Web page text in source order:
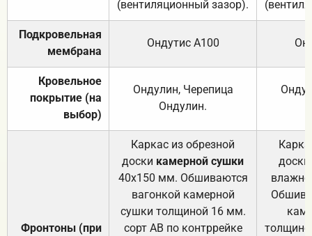
(вентиляционный зазор).
Подкровельная
мембрана
Ондутис А100
Кровельное
покрытие (на
выбор)
Ондулин, Черепица
Ондулин.
Фронтоны (при
Каркас из обрезной
доски камерной сушки
40х150 мм. Обшиваются
вагонкой камерной
сушки толщиной 16 мм.
сорт АВ по контррейке
доски